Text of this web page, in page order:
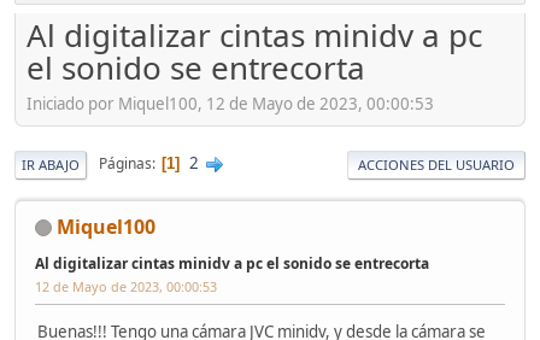
Al digitalizar cintas minidv a pc
el sonido se entrecorta
Iniciado por Miquel100, 12 de Mayo de 2023, 00:00:53
IR ABAJO Páginas 1 2 ACCIONES DEL USUARIO
Miquel100
Al digitalizar cintas minidv a pc el sonido se entrecorta
12 de Mayo de 2023, 00:00:53
Buenas!!! Tengo una cámara JVC minidv, y desde la cámara se